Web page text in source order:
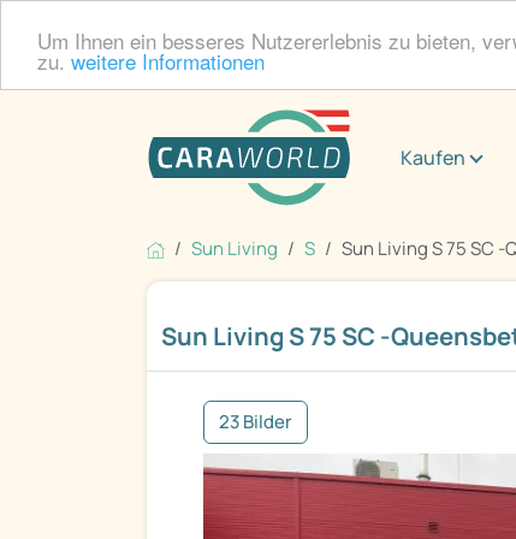
Um Ihnen ein besseres Nutzererlebnis zu bieten,
zu. weitere Informationen
Kaufen
Sun Living S Sun Living S 75 SC
Sun Living S 75 SC -
23 Bilder